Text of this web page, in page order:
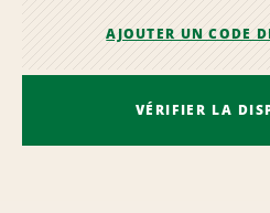
AJOUTER UN CODE
VÉRIFIER LA